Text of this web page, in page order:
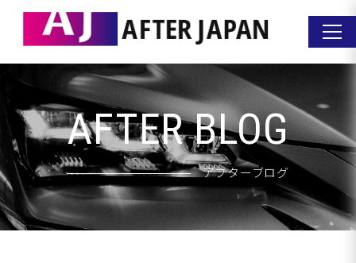
AFTER BLOG
アフターブログ